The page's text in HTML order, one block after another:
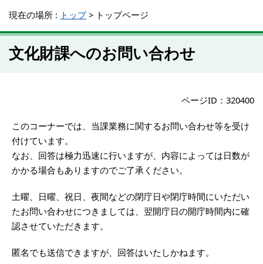
現在の場所 : トップ> トップページ
文化財課へのお問い合わせ
ページID：320400
このコーナーでは、当課業務に関するお問い合わせ等を受け
付けています。
なお、回答は極力迅速に行いますが、内容によっては日数が
かかる場合もありますのでご了承ください。
土曜、日曜、祝日、夜間などの閉庁日や閉庁時間にいただい
たお問い合わせにつきましては、翌開庁日の開庁時間内に確
認させていただきます。
匿名でも送信できますが、回答はいたしかねます。